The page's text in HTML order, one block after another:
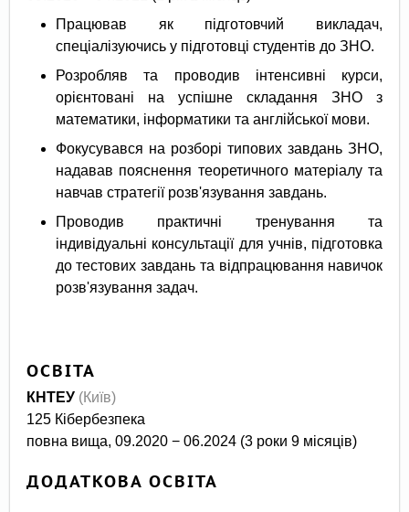
Працював як підготовчий викладач,
спеціалізуючись у підготовці студентів до ЗНО.
Розробляв та проводив інтенсивні курси,
орієнтовані на успішне складання ЗНО з
математики, інформатики та англійської мови.
Фокусувався на розборі типових завдань ЗНО,
надавав пояснення теоретичного матеріалу та
навчав стратегії розв'язування завдань.
Проводив практичні тренування та
індивідуальні консультації для учнів, підготовка
до тестових завдань та відпрацювання навичок
розв'язування задач.
ОСВІТА
КНТЕУ(Київ)
125 Кібербезпека
повна вища, 09.2020 − 06.2024 (3 роки 9 місяців)
ДОДАТКОВА ОСВІТА